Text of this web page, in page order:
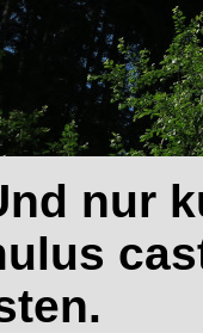
nur